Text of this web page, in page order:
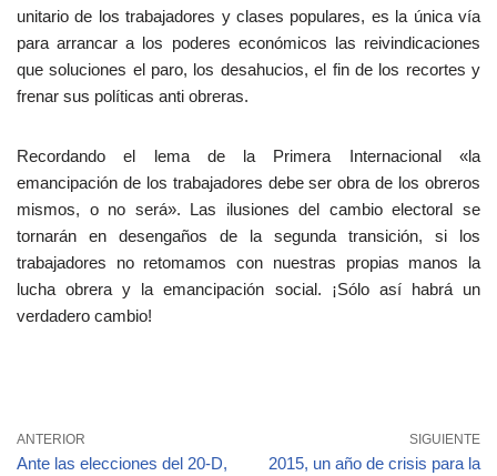
unitario de los trabajadores y clases populares, es la única vía
para arrancar a los poderes económicos las reivindicaciones
que soluciones el paro, los desahucios, el fin de los recortes y
frenar sus políticas anti obreras.
Recordando el lema de la Primera Internacional «la
emancipación de los trabajadores debe ser obra de los obreros
mismos, o no será». Las ilusiones del cambio electoral se
tornarán en desengaños de la segunda transición, si los
trabajadores no retomamos con nuestras propias manos la
lucha obrera y la emancipación social. ¡Sólo así habrá un
verdadero cambio!
ANTERIOR
Ante las elecciones del 20-D,
SIGUIENTE
2015, un año de crisis para la